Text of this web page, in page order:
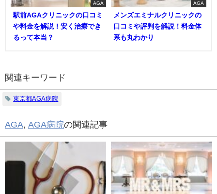
AGA
駅前AGAクリニックの口コミ
や料金を解説！安く治療でき
るって本当？
AGA
メンズエミナルクリニックの
口コミや評判を解説！料金体
系も丸わかり
関連キーワード
東京都AGA病院
AGA, AGA病院の関連記事